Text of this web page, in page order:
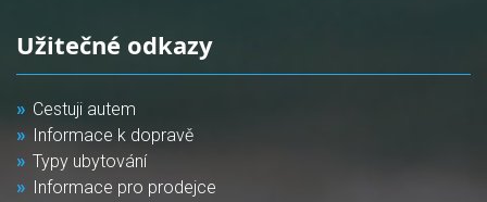
Užitečné odkazy
Cestuji autem
Informace k dopravě
Typy ubytování
Informace pro prodejce